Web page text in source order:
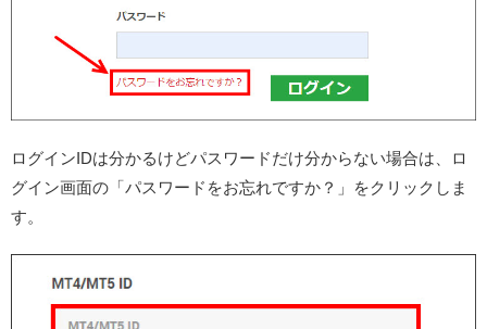
ログインIDは分かるけどパスワードだけ分からない場合は、ロ
グイン画面の「パスワードをお忘れですか？」をクリックしま
す。